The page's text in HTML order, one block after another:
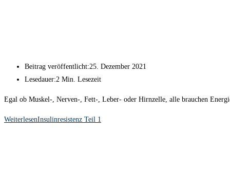
Beitrag veröffentlicht:25. Dezember 2021
Lesedauer:2 Min. Lesezeit
Egal ob Muskel-, Nerven-, Fett-, Leber- oder Hirnzelle, alle brauchen
WeiterlesenInsulinresistenz Teil 1